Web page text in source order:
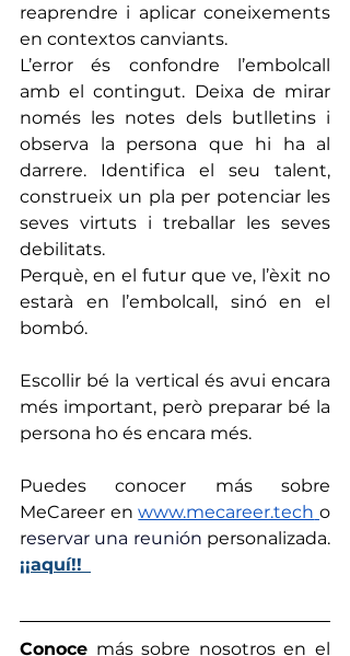
reaprendre i aplicar coneixements
en contextos canviants.
L’error és confondre l’embolcall
amb el contingut. Deixa de mirar
només les notes dels butlletins i
observa la persona que hi ha al
darrere. Identifica el seu talent,
construeix un pla per potenciar les
seves virtuts i treballar les seves
debilitats.
Perquè, en el futur que ve, l’èxit no
estarà en l’embolcall, sinó en el
bombó.
Escollir bé la vertical és avui encara
més important, però preparar bé la
persona ho és encara més.
Puedes conocer más sobre
MeCareer en www.mecareer.tech o
reservar una reunión
¡¡aquí!!
Conoce